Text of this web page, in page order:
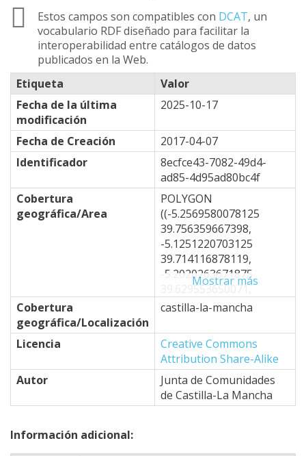
Estos campos son compatibles con DCAT, un
vocabulario RDF diseñado para facilitar la
interoperabilidad entre catálogos de datos
publicados en la Web.
Etiqueta
Valor
Fecha de la última
modificación
2025-10-17
Fecha de Creación
2017-04-07
Identificador
8ecfce43-7082-49d4-
ad85-4d95ad80bc4f
Cobertura
geográfica/Area
POLYGON
((-5.2569580078125
39.756359667398,
-5.1251220703125
39.714116878119,
-5.2020263671875
39.629553650071,
-4.8724365234375
-4.6746826171875
39.50251479253,
-4.7076416015625
39.264753301887,
-4.6966552734375
39.196672742478,
Mostrar más
Cobertura
geográfica/Localización
castilla-la-mancha
Licencia
Creative Commons
Attribution Share-Alike
Autor
Junta de Comunidades
de Castilla-La Mancha
Información adicional: